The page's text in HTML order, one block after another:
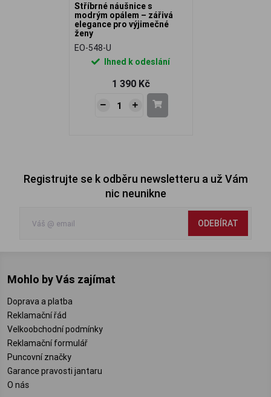
Stříbrné náušnice s
modrým opálem – zářivá
elegance pro výjimečné
ženy
EO-548-U
Ihned k odeslání
1 390 Kč
Registrujte se k odběru newsletteru a už Vám
nic neunikne
ODEBÍRAT
Mohlo by Vás zajímat
Doprava a platba
Reklamační řád
Velkoobchodní podmínky
Reklamační formulář
Puncovní značky
Garance pravosti jantaru
O nás